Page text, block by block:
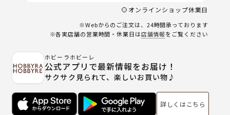
オンラインショップ休業日
※Webからのご注文は、24時間承っております
※各実店舗の営業時間・休業日は店舗情報をご覧ください
ホビーラホビーレ
公式アプリで最新情報をお届け！
サクサク見られて、楽しいお買い物♪
詳しくはこちら